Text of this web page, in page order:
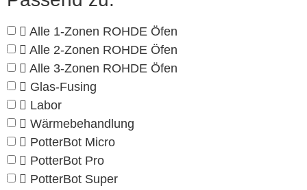
Alle 1-Zonen ROHDE Öfen
Alle 2-Zonen ROHDE Öfen
Alle 3-Zonen ROHDE Öfen
Glas-Fusing
Labor
Wärmebehandlung
PotterBot Micro
PotterBot Pro
PotterBot Super